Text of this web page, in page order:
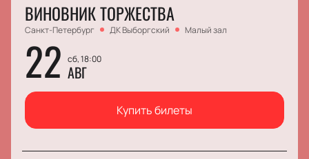
ВИНОВНИК ТОРЖЕСТВА
Санкт-Петербург ДК Выборгский Малый зал
22 сб, 18:00
АВГ
Купить билеты